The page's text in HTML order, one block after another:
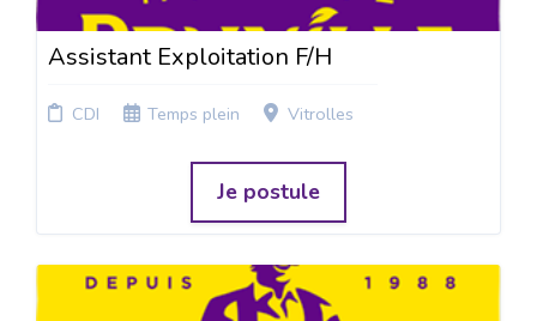
Assistant Exploitation F/H
CDI Temps plein Vitrolles
Je postule